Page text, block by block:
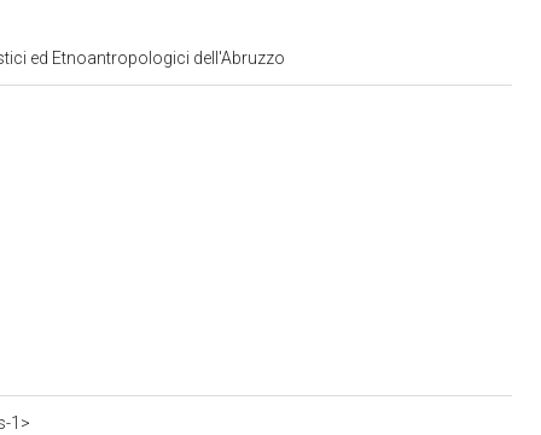
ed Etnoantropologici dell'Abruzzo
1>